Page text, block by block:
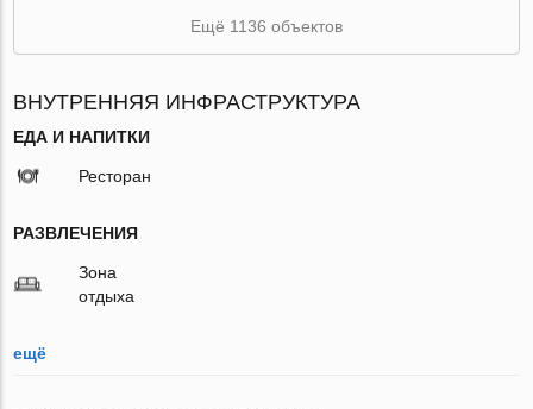
Ещё 1136 объектов
ВНУТРЕННЯЯ ИНФРАСТРУКТУРА
ЕДА И НАПИТКИ
Ресторан
РАЗВЛЕЧЕНИЯ
Зона
отдыха
ещё